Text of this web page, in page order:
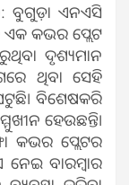
ବୁଗୁଡ଼ା ଏନଏସି
ଏକ କଭର ପ୍ଲେଟ
ଦୃଶ୍ୟମାନ
ଥିବା ସେହି
ବିଶେଷକରି
ହେଉଛନ୍ତି।
କଭର ପ୍ଲେଟର
ନେଇ ବାରମ୍ବାର